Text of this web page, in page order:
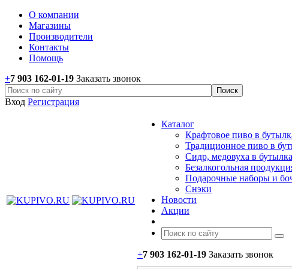
О компании
Магазины
Производители
Контакты
Помощь
+7 903 162-01-19 Заказать звонок
Вход Регистрация
Каталог
Крафтовое пиво в
Традиционное пиво в
Сидр, медовуха в
Безалкогольная
Подарочные наборы и
Снэки
Новости
Акции
+7 903 162-01-19 Заказать звонок